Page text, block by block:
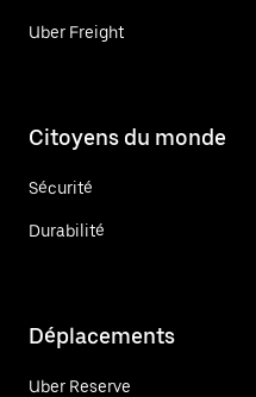
Uber Freight
Citoyens du monde
Sécurité
Durabilité
Déplacements
Uber Reserve